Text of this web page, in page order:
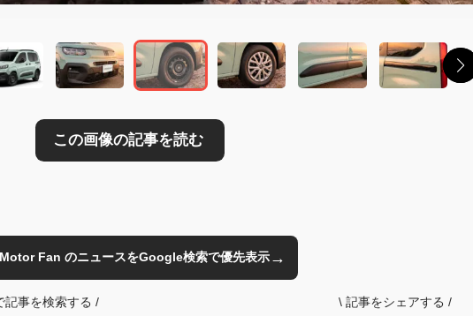
Motor Fan のニュースをGoogle検索で優先表示→
記事を検索する / \ 記事をシェアする /